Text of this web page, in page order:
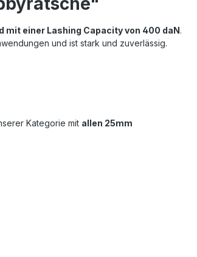
mit einer Lashing Capacity von 400 daN.
und ist stark und zuverlässig.
Kategorie mit allen 25mm